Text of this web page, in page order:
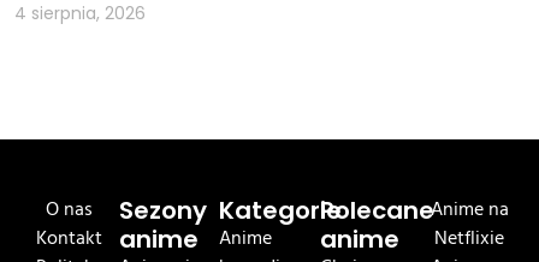
4 sierpnia, 2026
O nas
Kontakt
Sezony
anime
Kategorie
Anime
Polecane
anime
Anime na
Netflixie